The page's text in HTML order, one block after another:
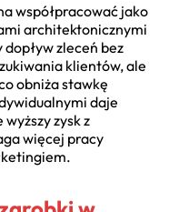
współpracować jako
architektonicznymi
zleceń bez
klientów, ale
obniża stawkę
daje
zysk z
więcej pracy